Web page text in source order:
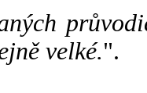
velké.".